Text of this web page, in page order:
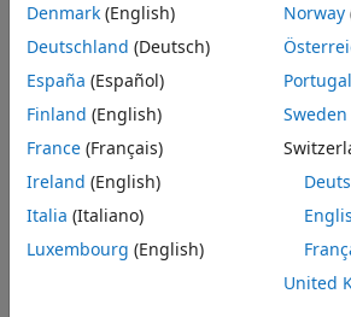
Denmark (English)
Deutschland (Deutsch)
España (Español)
Finland (English)
France (Français)
Ireland (English)
Italia (Italiano)
Luxembourg (English)
Norway
Portugal
Sweden
United
信任中心 商标 隐私政策 防盗版
联系我们
© 1994-2026 The MathWorks, Inc.